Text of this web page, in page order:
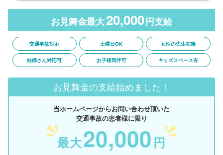
お見舞金最大20,000 円支給
交通事故対応 土曜日OK 女性の先生在籍
妊婦さん対応可 お子様同伴可 キッズスペース有
お見舞金の支給始めました！
当ホームページからお問い合わせ頂いた
交通事故の患者様に限り
最大20,000 円